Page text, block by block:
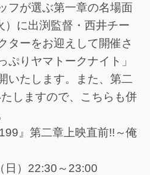
フが選ぶ第一章の名場面
）に出渕監督・西井チー
ターをお迎えして開催さ
ぷりヤマトークナイト」
いたします。また、第二
しますので、こちらも併
』第二章上映直前!!～俺
日）22:30～23:00